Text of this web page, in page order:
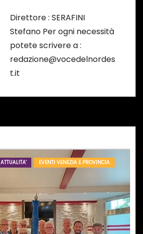
Direttore : SERAFINI
Stefano Per ogni necessità
potete scrivere a :
redazione@vocedelnordes
t.it
ATTUALITA' EVENTI VENEZIA E PROVINCIA